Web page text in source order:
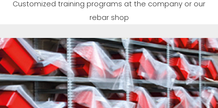
Customized training programs at the company or our
rebar shop